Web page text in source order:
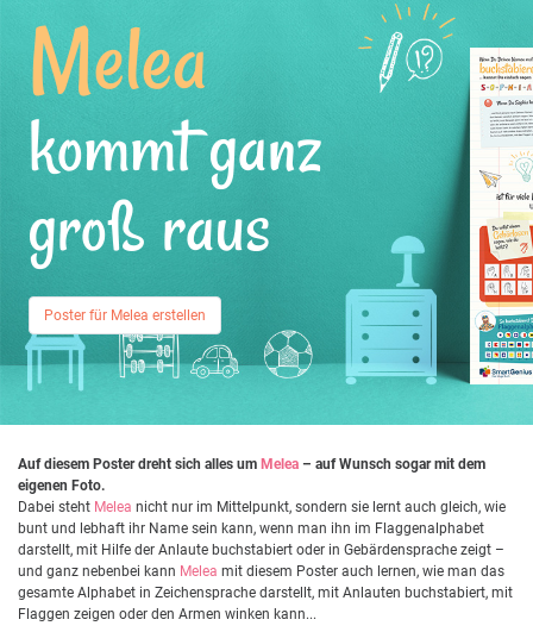
Melea
kommt ganz
groß raus
Poster für Melea erstellen
Auf diesem Poster dreht sich alles um Melea – auf Wunsch sogar mit dem
eigenen Foto.
Dabei steht Melea nicht nur im Mittelpunkt, sondern sie lernt auch gleich, wie
bunt und lebhaft ihr Name sein kann, wenn man ihn im Flaggenalphabet
darstellt, mit Hilfe der Anlaute buchstabiert oder in Gebärdensprache zeigt –
und ganz nebenbei kann Melea mit diesem Poster auch lernen, wie man das
gesamte Alphabet in Zeichensprache darstellt, mit Anlauten buchstabiert, mit
Flaggen zeigen oder den Armen winken kann...